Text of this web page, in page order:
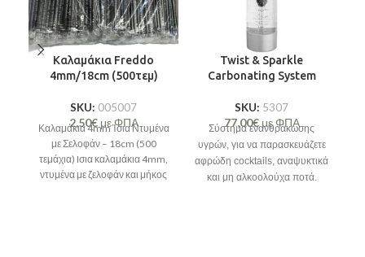
Καλαμάκια Freddo
4mm/18cm (500τεμ)
SKU: 005007
2,50€με ΦΠΑ
Καλαμάκια 4mm Ίσια Ντυμένα
με Σελοφάν – 18cm (500
τεμάχια) Iσια καλαμάκια 4mm,
ντυμένα με ζελοφάν και μήκος
Twist & Sparkle
Carbonating System
SKU: 5307
77,00€με ΦΠΑ
Σύστημα ενανθράκωσης
υγρών, για να παρασκευάζετε
αφρώδη cocktails, αναψυκτικά
και μη αλκοολούχα ποτά.